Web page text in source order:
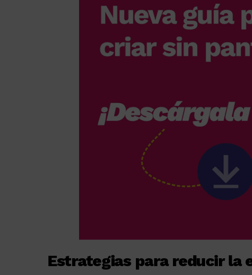
Estrategias para reducir la